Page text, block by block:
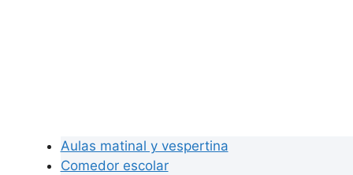
Aulas matinal y vespertina
Comedor escolar